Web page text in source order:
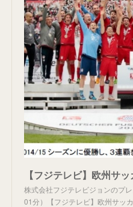
株式会社フジテレビジョンのプ
01分）【フジテレビ】欧州サッ